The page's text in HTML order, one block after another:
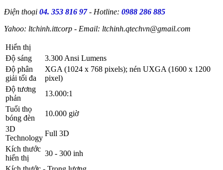
Điện thoại 04. 353 816 97- Hotline: 0988 286 885
Yahoo: ltchinh.ittcorp - Email: ltchinh.qtechvn@gmail.com
Hiển thị
Độ sáng
3.300 Ansi Lumens
Độ phân
giải tối đa
XGA (1024 x 768 pixels); nén UXGA (1600 x 1200
pixel)
Độ tương
phản
13.000:1
Tuổi thọ
bóng đèn
10.000 giờ
3D
Technology
Full 3D
Kích thước
hiển thị
30 - 300 inh